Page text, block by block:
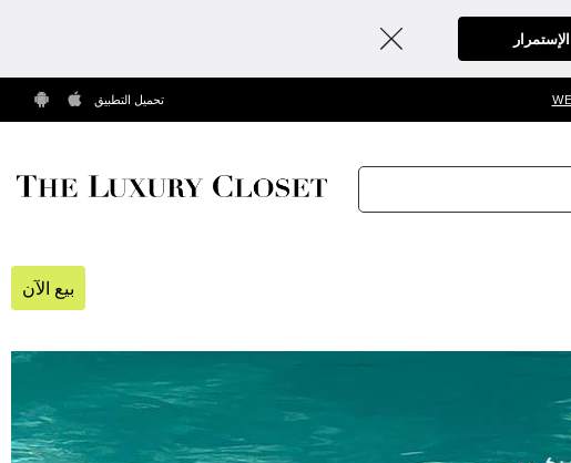
الإستمرار
تحميل التطبيق
بيع الآن